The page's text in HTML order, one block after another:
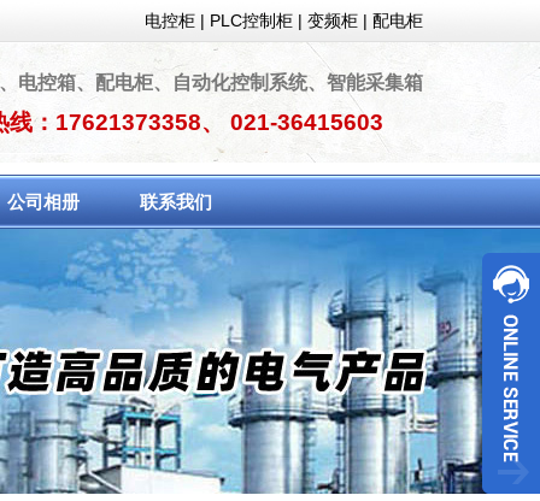
电控柜 | PLC控制柜 | 变频柜 | 配电柜
电控箱、配电柜、自动化控制系统、智能采集箱
线：17621373358、 021-36415603
公司相册 联系我们